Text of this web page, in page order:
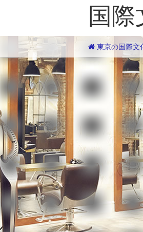
国
東京の国際文